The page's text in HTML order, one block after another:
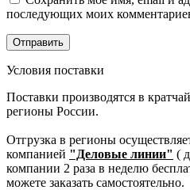
последующих моих
Условия поставки
Поставки производятся в
регионы России.
Отгрузка в регионы
компанией "Деловые линии" (
компании 2 раза в неделю
можете заказать самостоятельно.